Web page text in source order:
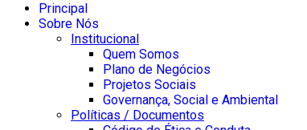
Principal
Sobre Nós
Institucional
Quem Somos
Plano de Negócios
Projetos Sociais
Governança, Social e Ambiental
Políticas / Documentos